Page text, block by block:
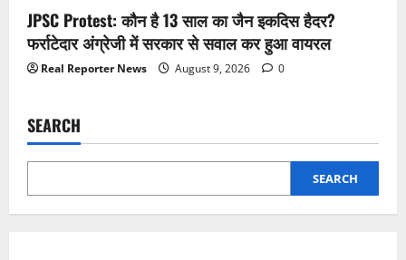
JPSC Protest: कौन है 13 साल का जैन इकदिस हैदर?
फर्राटेदार अंग्रेजी में सरकार से सवाल कर हुआ वायरल
Real Reporter News August 9, 2026 0
SEARCH
SEARCH